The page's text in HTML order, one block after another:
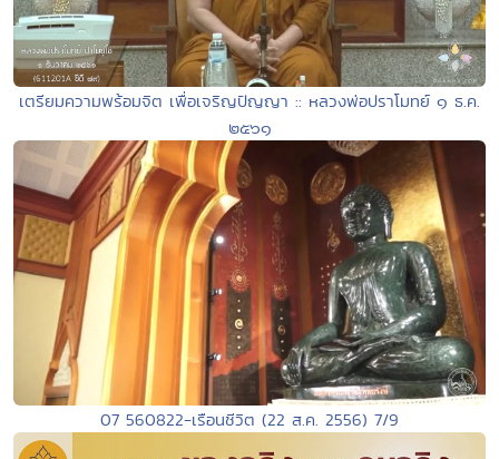
เตรียมความพร้อมจิต เพื่อเจริญปัญญา :: หลวงพ่อปราโมทย์ ๑ ธ.ค.
๒๕๖๑
07 560822-เรือนชีวิต (22 ส.ค. 2556) 7/9